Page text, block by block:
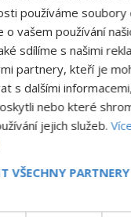
ale nepřetěžujte
pes naběhá
protože málokdy
používáme soubory
o vašem používání
sdílíme s našimi
partnery, kteří je
s dalšími
nebo které
jejich služeb.
VŠECHNY PARTNERY